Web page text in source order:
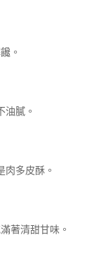
。
油膩。
多皮酥。
著清甜甘味。